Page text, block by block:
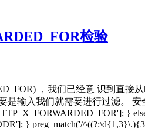
检验
，我们已经意 识到直接
输入我们就需要进行过滤。 安
}
} preg_match('/